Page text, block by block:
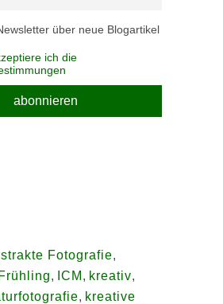
über neue Blogartikel
ich die
Fotografie,
Frühling, ICM , kreativ,
, kreative